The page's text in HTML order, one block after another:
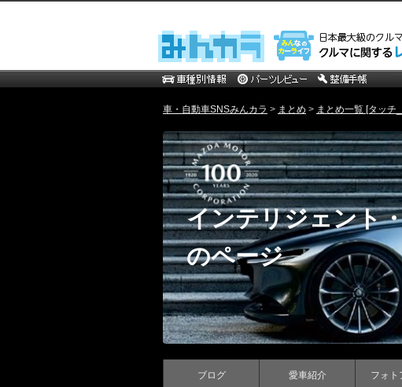
車・自動車SNSみんカラ > まとめ > まとめ一覧 [タッチ
インテリジェント
のページ
ブログ 愛車紹介 フォト